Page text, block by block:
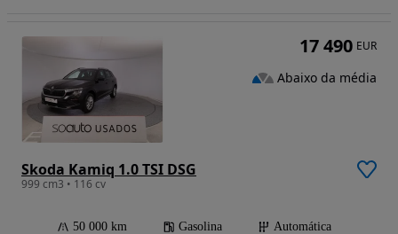
Skoda Kamiq 1.0 TSI DSG
999 cm3 • 116 cv
50 000 km Gasolina
Automática
17 490 EUR
Abaixo da média